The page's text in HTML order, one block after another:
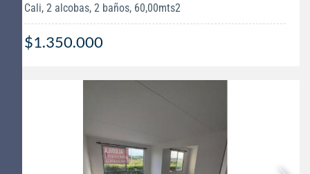
Cali, 2 alcobas, 2 baños, 60,00mts2
$1.350.000